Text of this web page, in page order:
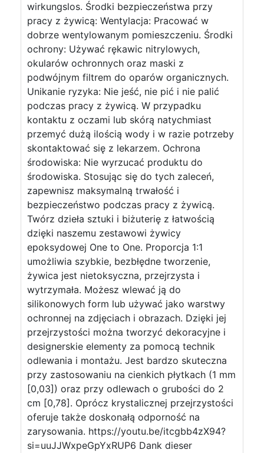
wirkungslos. Środki bezpieczeństwa przy
pracy z żywicą: Wentylacja: Pracować w
dobrze wentylowanym pomieszczeniu. Środki
ochrony: Używać rękawic nitrylowych,
okularów ochronnych oraz maski z
podwójnym filtrem do oparów organicznych.
Unikanie ryzyka: Nie jeść, nie pić i nie palić
podczas pracy z żywicą. W przypadku
kontaktu z oczami lub skórą natychmiast
przemyć dużą ilością wody i w razie potrzeby
skontaktować się z lekarzem. Ochrona
środowiska: Nie wyrzucać produktu do
środowiska. Stosując się do tych zaleceń,
zapewnisz maksymalną trwałość i
bezpieczeństwo podczas pracy z żywicą.
Twórz dzieła sztuki i biżuterię z łatwością
dzięki naszemu zestawowi żywicy
epoksydowej One to One. Proporcja 1:1
umożliwia szybkie, bezbłędne tworzenie,
żywica jest nietoksyczna, przejrzysta i
wytrzymała. Możesz wlewać ją do
silikonowych form lub używać jako warstwy
ochronnej na zdjęciach i obrazach. Dzięki jej
przejrzystości można tworzyć dekoracyjne i
designerskie elementy za pomocą technik
odlewania i montażu. Jest bardzo skuteczna
przy zastosowaniu na cienkich płytkach (1 mm
[0,03]) oraz przy odlewach o grubości do 2
cm [0,78]. Oprócz krystalicznej przejrzystości
oferuje także doskonałą odporność na
zarysowania. https://youtu.be/itcgbb4zX94?
si=uuJJWxpeGpYxRUP6 Dank dieser